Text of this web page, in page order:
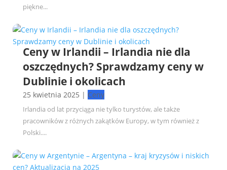
piękne...
Ceny w Irlandii – Irlandia nie dla
oszczędnych? Sprawdzamy ceny w
Dublinie i okolicach
25 kwietnia 2025 | Ceny
Irlandia od lat przyciąga nie tylko turystów, ale także
pracowników z różnych zakątków Europy, w tym również z
Polski....